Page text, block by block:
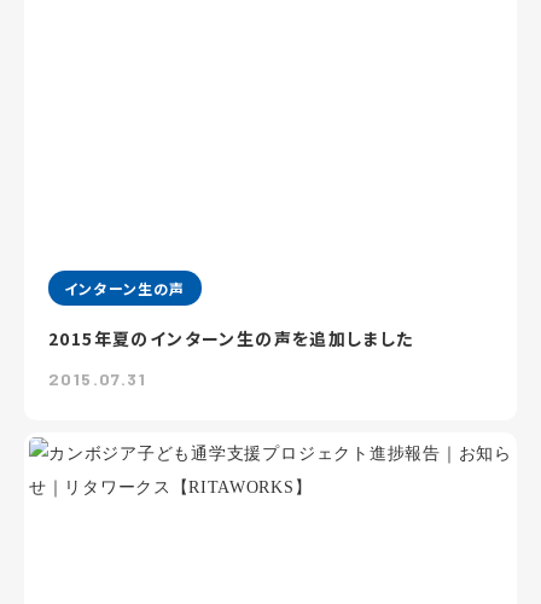
インターン生の声
2015年夏のインターン生の声を追加しました
2015.07.31